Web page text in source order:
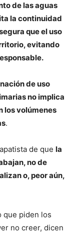
de las aguas
la continuidad
que el uso
evitando
de uso
no implica
los volúmenes
.
de que la
no de
o, peor aún,
que piden los
no creer, dicen